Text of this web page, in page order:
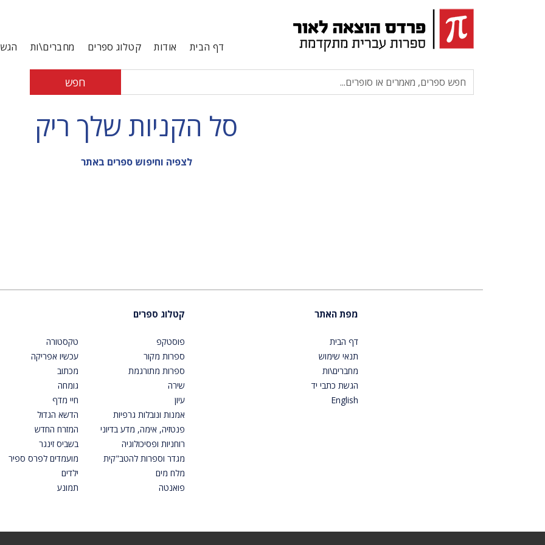
דף הבית אודות קטלוג ספרים מחברים\ות
חפש
סל הקניות שלך ריק
לצפיה וחיפוש ספרים באתר
מפת האתר
דף הבית
תנאי שימוש
מחברים\ות
הגשת כתבי יד
English
קטלוג ספרים
פוסטקפ
ספרות מקור
ספרות מתורגמת
שירה
עיון
אמנות ונובלות גרפיות
פנטזיה, אימה, מדע בדיוני
רוחניות ופסיכולוגיה
מגדר וספרות להטב"קית
מלח מים
פואנטה
טקסטורה
עכשיו אפריקה
מכתוב
גומחה
חיי מדף
הדשא הגדול
המזרח החדש
בשביס זינגר
מועמדים לפרס ספיר
ילדים
תמונע